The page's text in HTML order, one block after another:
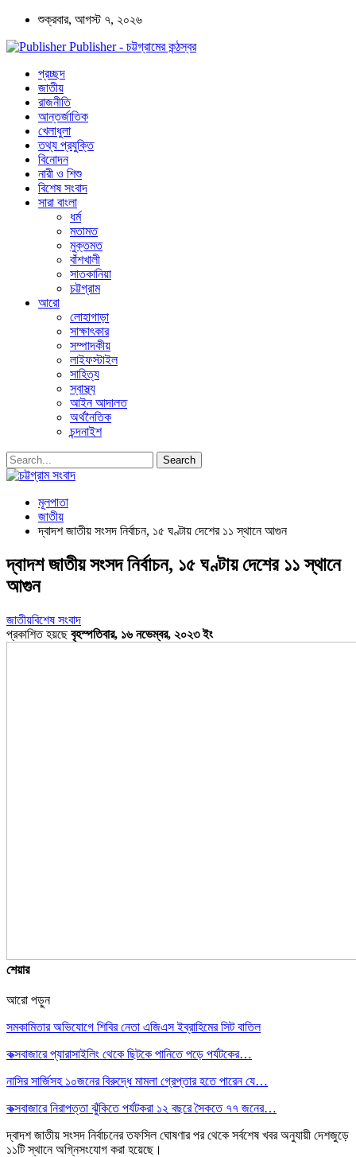
শুক্রবার, আগস্ট ৭, ২০২৬
Publisher - চট্টগ্রামের কন্ঠস্বর
প্রচ্ছদ
জাতীয়
রাজনীতি
আন্তর্জাতিক
খেলাধুলা
তথ্য প্রযুক্তি
বিনোদন
নারী ও শিশু
বিশেষ সংবাদ
সারা বাংলা
ধর্ম
মতামত
মুক্তমত
বাঁশখালী
সাতকানিয়া
চট্টগ্রাম
আরো
লোহাগাড়া
সাক্ষাৎকার
সম্পাদকীয়
লাইফস্টাইল
সাহিত্য
স্বাস্থ্য
আইন আদালত
অর্থনৈতিক
চন্দনাইশ
মূলপাতা
জাতীয়
দ্বাদশ জাতীয় সংসদ নির্বাচন, ১৫ ঘণ্টায় দেশের ১১ স্থানে আগুন
দ্বাদশ জাতীয় সংসদ নির্বাচন, ১৫ ঘণ্টায় দেশের ১১ স্থানে
আগুন
জাতীয়বিশেষ সংবাদ
প্রকাশিত হয়ছেবৃহস্পতিবার, ১৬ নভেম্বর, ২০২৩ ইং
শেয়ার
আরো পড়ুন
সমকামিতার অভিযোগে শিবির নেতা এজিএস ইব্রাহিমের সিট বাতিল
কক্সবাজারে প্যারাসাইলিং থেকে ছিটকে পানিতে পড়ে পর্যটকের…
নাসির সার্জিসহ ১০জনের বিরুদ্ধে মামলা গ্রেপ্তার হতে পারেন যে…
কক্সবাজারে নিরাপত্তা ঝুঁকিতে পর্যটকরা ১২ বছরে সৈকতে ৭৭ জনের…
দ্বাদশ জাতীয় সংসদ নির্বাচনের তফসিল ঘোষণার পর থেকে সর্বশেষ খবর অনুযায়ী দেশজুড়ে
১১টি স্থানে অগ্নিসংযোগ করা হয়েছে।